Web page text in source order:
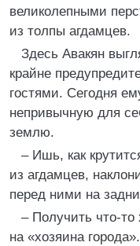
великолепными
из толпы агдамцев.
Здесь Авакян
крайне
гостями. Сегодня
непривычную для
землю.
– Ишь, как
из агдамцев,
перед ними на
– Получить что-то
на «хозяина города».